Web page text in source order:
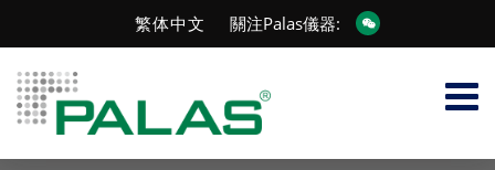
繁体中文 關注Palas儀器: